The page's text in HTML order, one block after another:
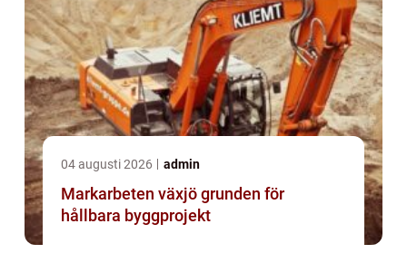
04 augusti 2026 admin
Markarbeten växjö grunden för
hållbara byggprojekt